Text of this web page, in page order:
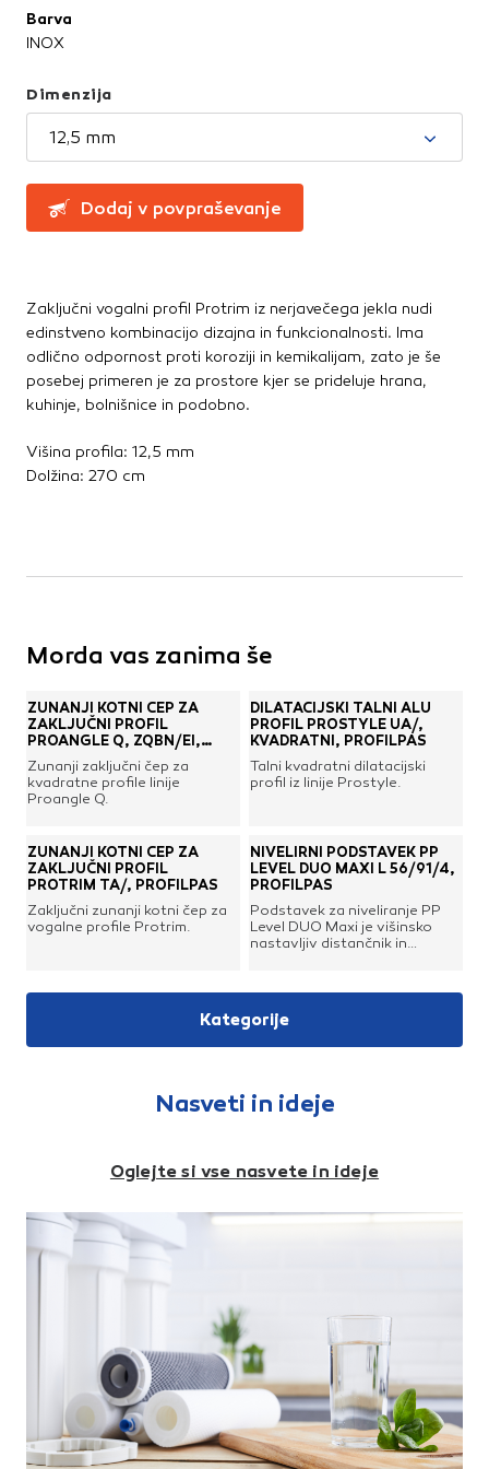
Straniščne školjke, WC deske
Umivalniki
obloge
Dodatki in pribor
Laminati
Vinili
Barva
INOX
Dimenzija
12,5 mm
Dodaj v povpraševanje
Zaključni vogalni profil Protrim iz nerjavečega jekla nudi
edinstveno kombinacijo dizajna in funkcionalnosti. Ima
odlično odpornost proti koroziji in kemikalijam, zato je še
posebej primeren je za prostore kjer se prideluje hrana,
kuhinje, bolnišnice in podobno.
Višina profila: 12,5 mm
Dolžina: 270 cm
Morda vas zanima še
ZUNANJI KOTNI ČEP ZA
ZAKLJUČNI PROFIL
PROANGLE Q, ZQBN/EI,
PROFILPAS
Zunanji zaključni čep za
kvadratne profile linije
Proangle Q.
DILATACIJSKI TALNI ALU
PROFIL PROSTYLE UA/,
KVADRATNI, PROFILPAS
Talni kvadratni dilatacijski
profil iz linije Prostyle.
ZUNANJI KOTNI ČEP ZA
ZAKLJUČNI PROFIL
PROTRIM TA/, PROFILPAS
Zaključni zunanji kotni čep za
vogalne profile Protrim.
NIVELIRNI PODSTAVEK PP
LEVEL DUO MAXI L 56/91/4,
PROFILPAS
Podstavek za niveliranje PP
Level DUO Maxi je višinsko
nastavljiv distančnik in
Uporablja se pri izdelavi
dvignjenih podov iz keramičnih
ploščic, kot tudi
je višinsko nastavljiv.
Nastavlja se ga milimetrsko,
glava fiksna, z njegovo
polaganje, saj je podstavek že
zaobljen rob za zaščito
spodnje izolacijske
obloge.Zvočna
izolacija.Sistem drenažnih
lukenj preprečuje zastajanje
vode.Trden podstavek
omogoča boljšo razporeditev
obremenitve.Natančna
nastavitev naklona po
Kategorije
Nasveti in ideje
Oglejte si vse nasvete in ideje
Pri delu uporabljajo edinstveno prepoznavanje vašega
brskalnika in naprave. Če zavrnete uporabo teh piškotkov,
Potrdi moje izbire